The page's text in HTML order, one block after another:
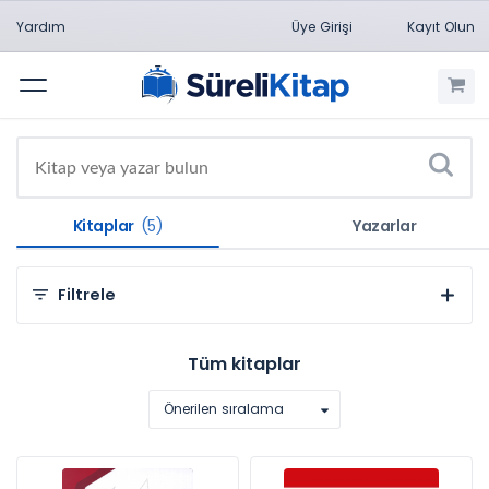
Yardım Üye Girişi Kayıt Olun
Menü
Kitaplar (5) Yazarlar
Filtrele
Sosyal ve Beşeri Bilimler (2)
Konulara Göre
Tüm kitaplar
Önerilen sıralama